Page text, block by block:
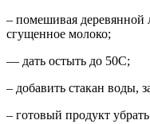
– помешивая деревянной
сгущенное молоко;
— дать остыть до 50С;
– добавить стакан воды,
– готовый продукт